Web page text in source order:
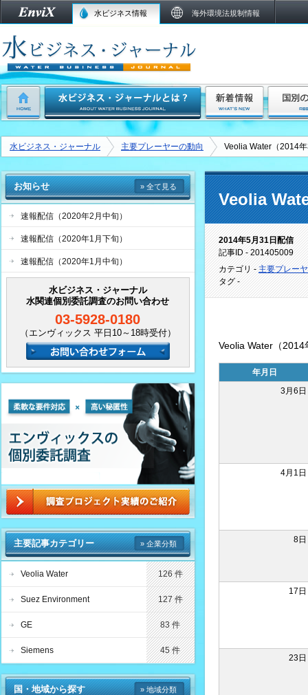
水ビジネス情報 海外環境法規制情報
水ビジネス・ジャーナル 主要プレーヤーの動向 Veolia Water（2014
Veolia
2014年5月31日配信
記事ID - 201405009
カテゴリ - 主要プレー
タグ -
Veolia Water（
年月日
3月6日
4月1日
8日
17日
23日
お知らせ » 全て見る
速報配信（2020年2月中旬）
速報配信（2020年1月下旬）
速報配信（2020年1月中旬）
水ビジネス・ジャーナル
水関連個別委託調査のお問い合わせ
03-5928-0180
（エンヴィックス 平日10～18時受付）
主要記事カテゴリー » 企業分類
Veolia Water 126 件
Suez Environment 127 件
GE 83 件
Siemens 45 件
国・地域から探す » 地域分類